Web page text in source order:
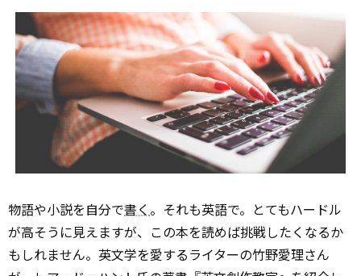
物語や小説を自分で書く 。それも英語で。とてもハードル
が高そうに見えますが、この本を読めば挑戦したくなるか
もしれません。英文学を愛するライターの竹野愛理さん